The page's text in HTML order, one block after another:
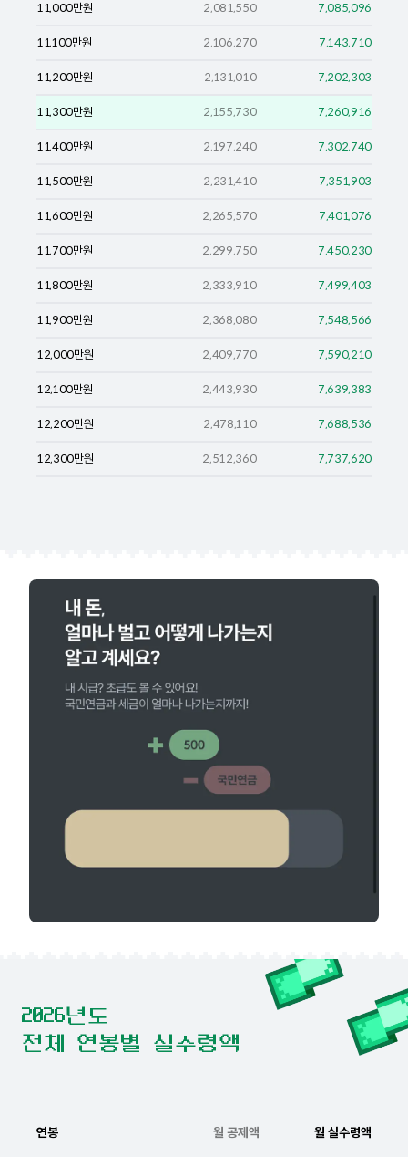
11,000만원 2,081,550 7,085,096
11,100만원 2,106,270 7,143,710
11,200만원 2,131,010 7,202,303
11,300만원 2,155,730 7,260,916
11,400만원 2,197,240 7,302,740
11,500만원 2,231,410 7,351,903
11,600만원 2,265,570 7,401,076
11,700만원 2,299,750 7,450,230
11,800만원 2,333,910 7,499,403
11,900만원 2,368,080 7,548,566
12,000만원 2,409,770 7,590,210
12,100만원 2,443,930 7,639,383
12,200만원 2,478,110 7,688,536
12,300만원 2,512,360 7,737,620
2026년도
전체 연봉별 실수령액
연봉 월 공제액 월 실수령액